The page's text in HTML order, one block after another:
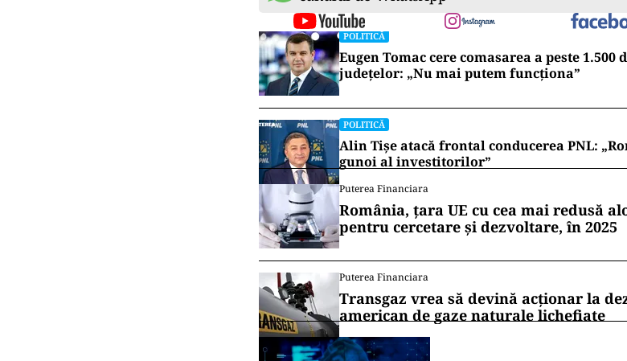
POLITICĂ
Eugen Tomac cere comasarea a peste
județelor: „Nu mai putem funcționa”
POLITICĂ
Alin Tișe atacă frontal conducerea PNL:
gunoi al investitorilor”
Puterea Financiara
România, țara UE cu cea mai redusă
pentru cercetare și dezvoltare, în 2025
Puterea Financiara
Transgaz vrea să devină acționar la
american de gaze naturale lichefiate